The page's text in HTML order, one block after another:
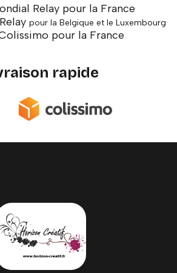
Relay pour la France
pour la Belgique et le Luxembourg
pour la France
rapide